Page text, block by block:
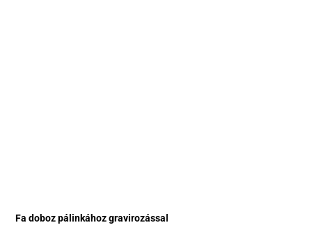
Fa doboz pálinkához gravirozással